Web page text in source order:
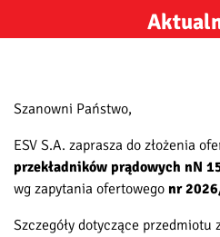
Szanowni Państwo,
ESV S.A. zaprasza do złożenia
przekładników prądowych nN
wg zapytania ofertowego nr
Szczegóły dotyczące